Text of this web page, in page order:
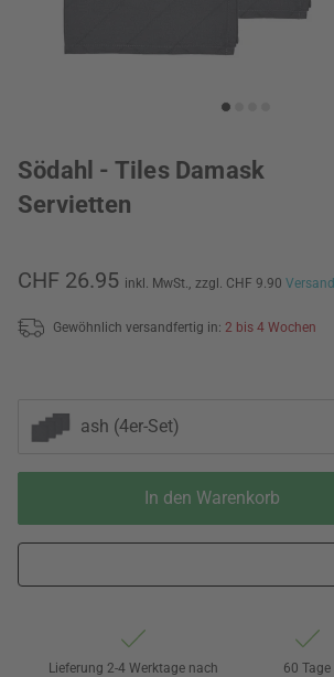
Södahl - Tiles Damask
Servietten
CHF 26.95 inkl. MwSt., zzgl. CHF 9.90 Versand
Gewöhnlich versandfertig in: 2 bis 4 Wochen
ash (4er-Set)
In den Warenkorb
Lieferung 2-4 Werktage nach
60 Tage